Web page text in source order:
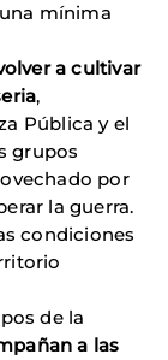
mínima
a cultivar
,
Pública y el
grupos
por
la guerra.
condiciones
de la
a las